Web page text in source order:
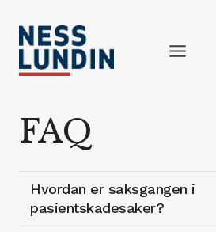
content
FAQ
Hvordan er saksgangen i
pasientskadesaker?